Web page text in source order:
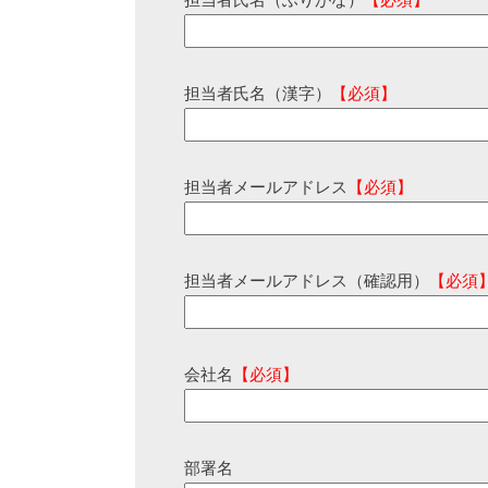
担当者氏名（漢字） 【必須】
担当者メールアドレス 【必須】
担当者メールアドレス（確認用） 【必須
会社名 【必須】
部署名